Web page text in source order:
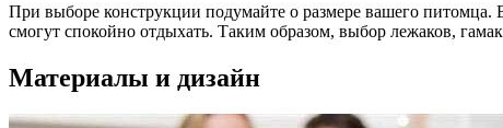
При выборе конструкции подумайте о размере вашего питомца.
смогут спокойно отдыхать. Таким образом, выбор лежаков,
Материалы и дизайн